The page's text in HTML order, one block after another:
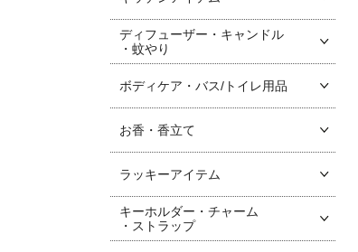
ディフューザー・キャンドル
・蚊やり
ボディケア・バス/トイレ用品
お香・香立て
ラッキーアイテム
キーホルダー・チャーム
・ストラップ